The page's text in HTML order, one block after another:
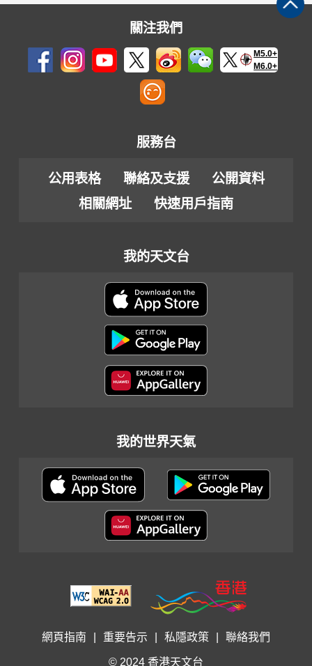
關注我們
M5.0+
M6.0+
服務台
公用表格 聯絡及支援
公開資料
相關網址
快速用戶指南
我的天文台
我的世界天氣
網頁指南 重要告示 私隱政策 聯絡我們
© 2024 香港天文台